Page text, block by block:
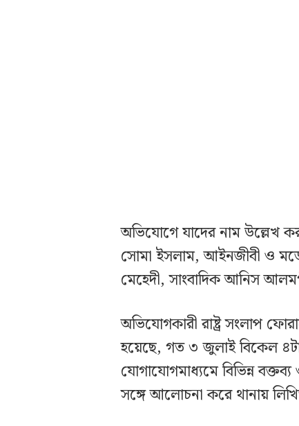
অভিযোগে যাদের নাম উল্লেখ
সোমা ইসলাম, আইনজীবী ও
মেহেদী, সাংবাদিক আনিস
অভিযোগকারী রাষ্ট্র সংলাপ
হয়েছে, গত ৩ জুলাই বিকেল
যোগাযোগমাধ্যমে বিভিন্ন
সঙ্গে আলোচনা করে থানায়